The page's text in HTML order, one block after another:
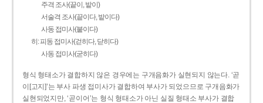
주격 조사(끝이, 밭이)
서술격 조사(끝이다, 밭이다)
사동 접미사(붙이다)
히: 피동 접미사(걷히다, 닫히다)
사동 접미사(굳히다)
형식 형태소가 결합하지 않은 경우에는 구개음화가 실현되지 않는다. ‘곧
이[고지]’는 부사 파생 접미사가 결합하여 부사가 되었으므로 구개음화가
실현되었지만, ‘곧이어’는 형식 형태소가 아닌 실질 형태소 부사가 결합